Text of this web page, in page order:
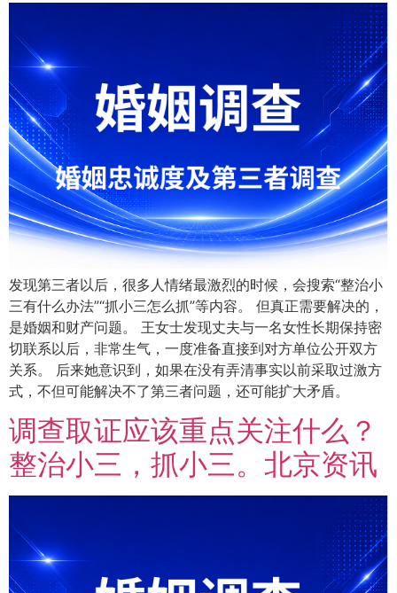
发现第三者以后，很多人情绪最激烈的时候，会搜索“整治小
三有什么办法”“抓小三怎么抓”等内容。 但真正需要解决的，
是婚姻和财产问题。 王女士发现丈夫与一名女性长期保持密
切联系以后，非常生气，一度准备直接到对方单位公开双方
关系。 后来她意识到，如果在没有弄清事实以前采取过激方
式，不但可能解决不了第三者问题，还可能扩大矛盾。
调查取证应该重点关注什么？
整治小三，抓小三。北京资讯